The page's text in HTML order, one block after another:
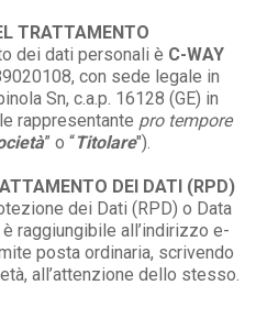
TRATTAMENTO
dei dati personali è C-WAY
con sede legale in
Sn, c.a.p. 16128 (GE) in
rappresentante pro tempore
” o “Titolare").
DEI DATI (RPD)
dei Dati (RPD) o Data
raggiungibile all’indirizzo e-
posta ordinaria, scrivendo
all’attenzione dello stesso.